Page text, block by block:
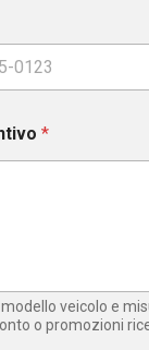
*
veicolo e
o promozioni